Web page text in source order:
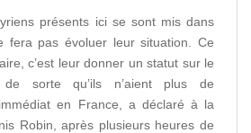
présents ici se sont mis dans
fera pas évoluer leur situation. Ce
c’est leur donner un statut sur le
de sorte qu’ils n’aient plus de
en France, a déclaré à la
Robin, après plusieurs heures de